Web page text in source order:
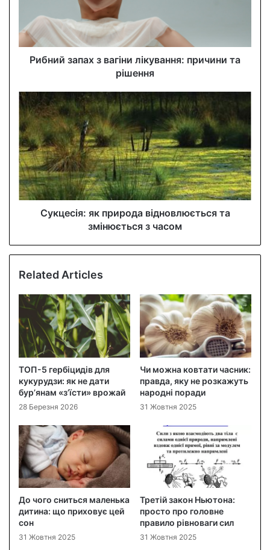
a
d
s
s
Рибний запах з вагіни лікування: причини та
рішення
Сукцесія: як природа відновлюється та
змінюється з часом
Related Articles
ТОП-5 гербіцидів для
кукурудзи: як не дати
бур’янам «з’їсти» врожай
28 Березня 2026
Чи можна ковтати часник:
правда, яку не розкажуть
народні поради
31 Жовтня 2025
До чого сниться маленька
дитина: що приховує цей
сон
31 Жовтня 2025
Третій закон Ньютона:
просто про головне
правило рівноваги сил
31 Жовтня 2025